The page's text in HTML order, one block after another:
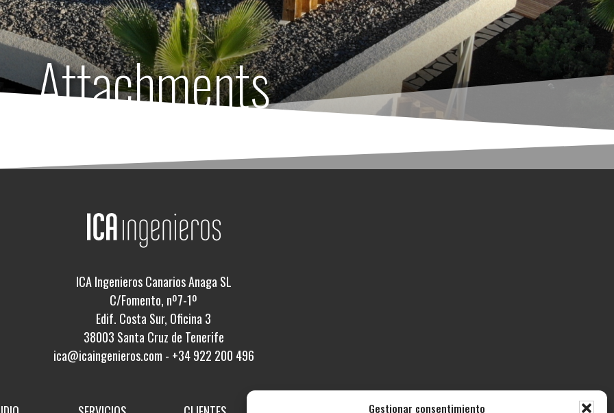
Gestionar consentimiento
Attachments
ICA Ingenieros Canarios Anaga SL
C/Fomento, nº7-1º
Edif. Costa Sur, Oficina 3
38003 Santa Cruz de Tenerife
ica@icaingenieros.com - +34 922 200 496